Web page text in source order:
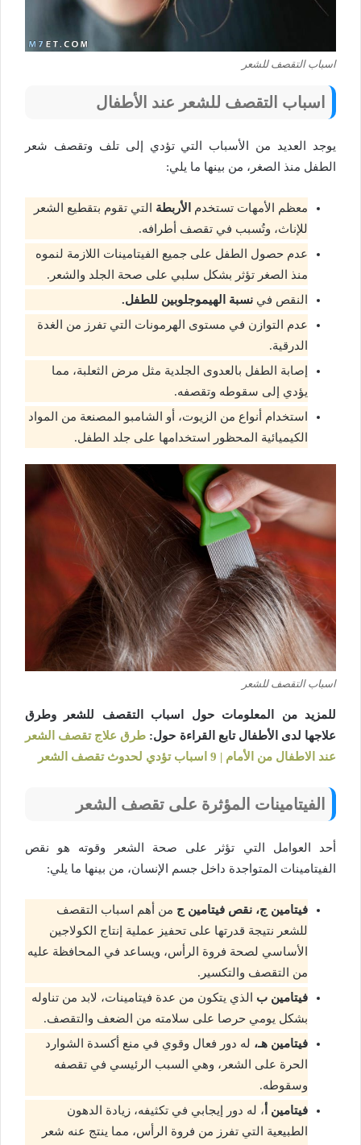
اسباب التقصف للشعر
اسباب التقصف للشعر عند الأطفال
يوجد العديد من الأسباب التي تؤدي إلى تلف وتقصف شعر
الطفل منذ الصغر، من بينها ما يلي:
معظم الأمهات تستخدم الأربطة التي تقوم بتقطيع الشعر
للإناث، وتُسبب في تقصف أطرافه.
عدم حصول الطفل على جميع الفيتامينات اللازمة لنموه
منذ الصغر تؤثر بشكل سلبي على صحة الجلد والشعر.
النقص في نسبة الهيموجلوبين للطفل.
عدم التوازن في مستوى الهرمونات التي تفرز من الغدة
الدرقية.
إصابة الطفل بالعدوى الجلدية مثل مرض الثعلبة، مما
يؤدي إلى سقوطه وتقصفه.
استخدام أنواع من الزيوت، أو الشامبو المصنعة من المواد
الكيميائية المحظور استخدامها على جلد الطفل.
اسباب التقصف للشعر
للمزيد من المعلومات حول اسباب التقصف للشعر وطرق
علاجها لدى الأطفال تابع القراءة حول: طرق علاج تقصف الشعر
عند الاطفال من الأمام | 9 اسباب تؤدي لحدوث تقصف الشعر
الفيتامينات المؤثرة على تقصف الشعر
أحد العوامل التي تؤثر على صحة الشعر وقوته هو نقص
الفيتامينات المتواجدة داخل جسم الإنسان، من بينها ما يلي:
فيتامين ج، نقص فيتامين ج من أهم اسباب التقصف
للشعر نتيجة قدرتها على تحفيز عملية إنتاج الكولاجين
الأساسي لصحة فروة الرأس، ويساعد في المحافظة عليه
من التقصف والتكسير.
فيتامين ب الذي يتكون من عدة فيتامينات، لابد من تناوله
بشكل يومي حرصا على سلامته من الضعف والتقصف.
فيتامين هـ، له دور فعال وقوي في منع أكسدة الشوارد
الحرة على الشعر، وهي السبب الرئيسي في تقصفه
وسقوطه.
فيتامين أ ، له دور إيجابي في تكثيفه، زيادة الدهون
الطبيعية التي تفرز من فروة الرأس، مما ينتج عنه شعر